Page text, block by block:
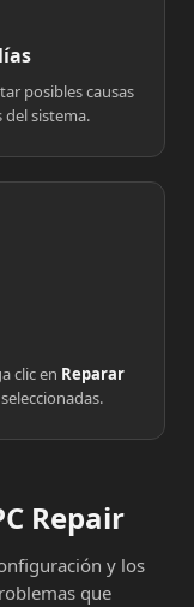
posibles causas
sistema.
clic en Reparar
Repair
y los
que